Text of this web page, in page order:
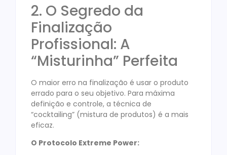
2. O Segredo da
Finalização
Profissional: A
“Misturinha” Perfeita
O maior erro na finalização é usar o produto
errado para o seu objetivo. Para máxima
definição e controle, a técnica de
“cocktailing” (mistura de produtos) é a mais
eficaz.
O Protocolo Extreme Power: